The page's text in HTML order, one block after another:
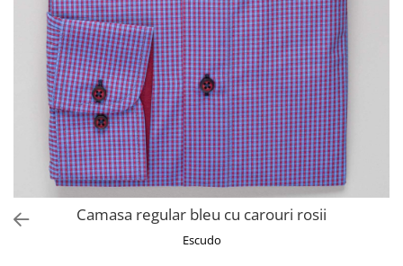
Camasa regular bleu cu carouri rosii
Escudo